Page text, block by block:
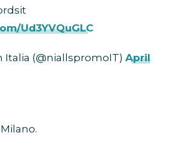
Ud3YVQuGLC
Italia (@niallspromoIT) April